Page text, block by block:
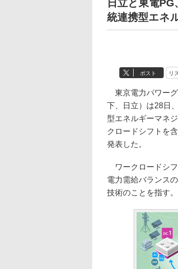
日立と東電
統連携型エネ
ポスト リ
東京電力パワーグ
下、日立）は28日
型エネルギーマネ
クロードシフトを
発表した。
ワークロードシフ
電力需給バランス
技術のことを指す。